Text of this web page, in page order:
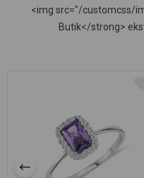
<img src="/customcss/
Butik</strong>